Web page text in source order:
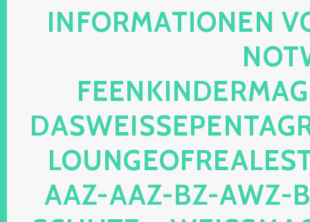
FORMATIONEN
Z-AAZ-BZ-AWZ-BZ-